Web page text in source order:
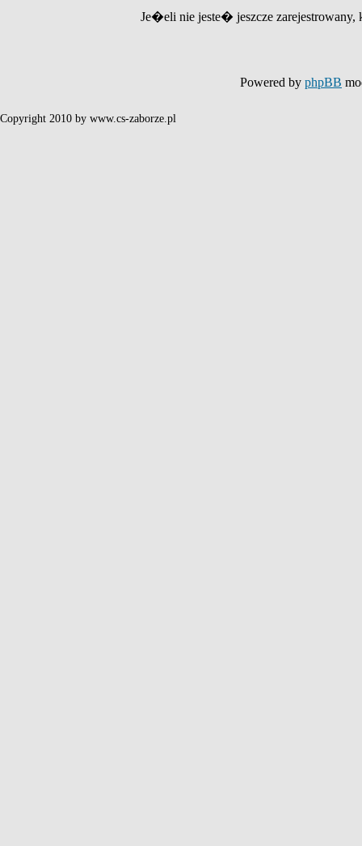
Je�eli nie jeste� jeszcze
Powered by phpBB
Copyright 2010 by www.cs-zaborze.pl